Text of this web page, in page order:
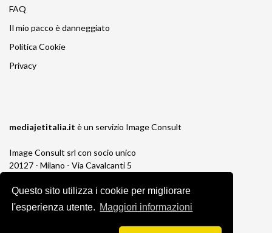
Questo sito utilizza i cookie per migliorare
l'esperienza utente. Maggiori informazioni
FAQ
Il mio pacco è danneggiato
Politica Cookie
Privacy
mediajetitalia.it è un servizio Image Consult
Image Consult srl con socio unico
20127 - Milano - Via Cavalcanti 5
P.IVA e C.F. 03383650961
REA 1673647 CCIAA Milano Monza Brianza
Registro Pile IT13030P00003110